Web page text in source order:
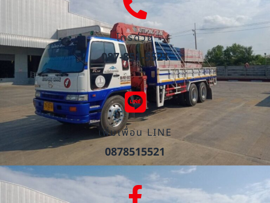
โทรด่วน
087-851-5521
เพิ่มเพื่อน LINE
0878515521